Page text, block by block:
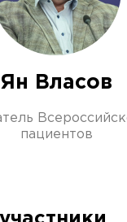
Ян Власов
пациентов